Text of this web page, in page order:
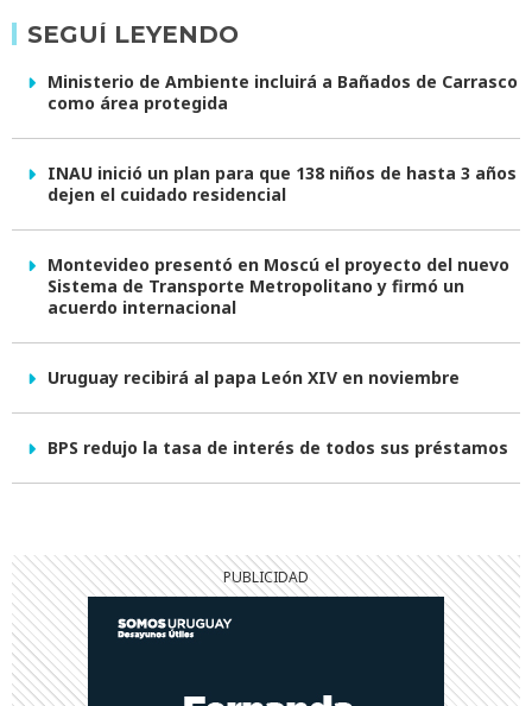
SEGUÍ LEYENDO
Ministerio de Ambiente incluirá a Bañados de Carrasco
como área protegida
INAU inició un plan para que 138 niños de hasta 3 años
dejen el cuidado residencial
Montevideo presentó en Moscú el proyecto del nuevo
Sistema de Transporte Metropolitano y firmó un
acuerdo internacional
Uruguay recibirá al papa León XIV en noviembre
BPS redujo la tasa de interés de todos sus préstamos